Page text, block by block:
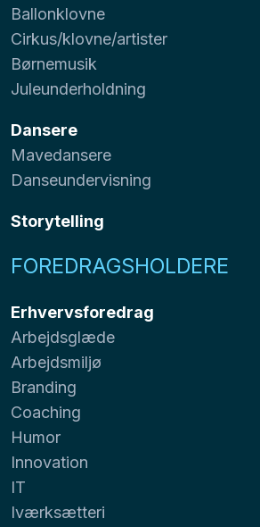
Ballonklovne
Cirkus/klovne/artister
Børnemusik
Juleunderholdning
Dansere
Mavedansere
Danseundervisning
Storytelling
FOREDRAGSHOLDERE
Erhvervsforedrag
Arbejdsglæde
Arbejdsmiljø
Branding
Coaching
Humor
Innovation
IT
Iværksætteri